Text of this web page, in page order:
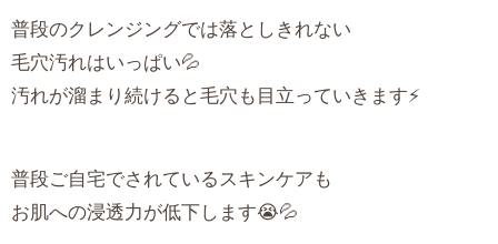
普段のクレンジングでは落としきれない
毛穴汚れはいっぱい💦
汚れが溜まり続けると毛穴も目立っていきます⚡️
普段ご自宅でされているスキンケアも
お肌への浸透力が低下します😭💦